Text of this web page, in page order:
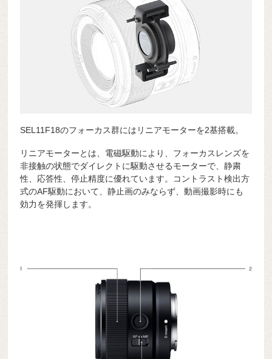
SEL11F18のフォーカス群にはリニアモーターを2基搭載。
リニアモーターとは、電磁駆動により、フォーカスレンズを
非接触の状態でダイレクトに駆動させるモーターで、静粛
性、応答性、停止精度に優れています。コントラスト検出方
式のAF駆動において、静止画のみならず、動画撮影時にも
効力を発揮します。